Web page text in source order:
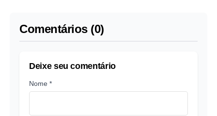
Comentários (0)
Deixe seu comentário
Nome *